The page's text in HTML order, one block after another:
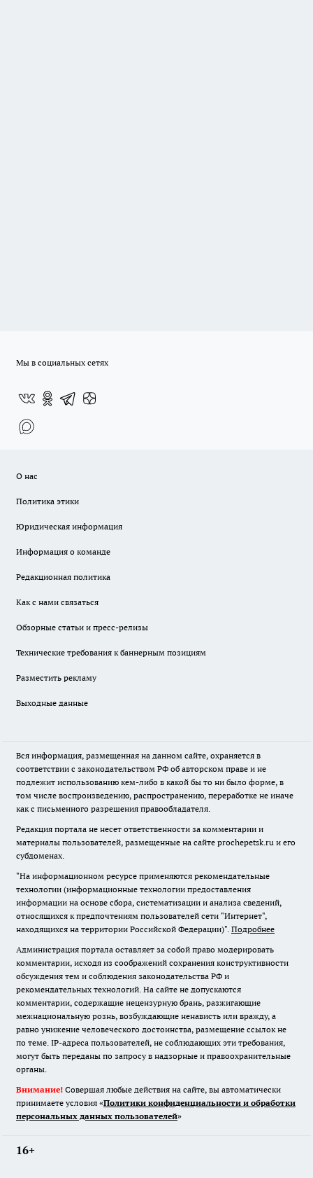
Мы в социальных сетях
О нас
Политика этики
Юридическая информация
Информация о команде
Редакционная политика
Как с нами связаться
Обзорные статьи и пресс-релизы
Технические требования к баннерным позициям
Разместить рекламу
Выходные данные
Вся информация, размещенная на данном сайте, охраняется в
соответствии с законодательством РФ об авторском праве и не
подлежит использованию кем-либо в какой бы то ни было форме, в
том числе воспроизведению, распространению, переработке не иначе
как с письменного разрешения правообладателя.
Редакция портала не несет ответственности за комментарии и
материалы пользователей, размещенные на сайте prochepetsk.ru и его
субдоменах.
"На информационном ресурсе применяются рекомендательные
технологии (информационные технологии предоставления
информации на основе сбора, систематизации и анализа сведений,
относящихся к предпочтениям пользователей сети "Интернет",
находящихся на территории Российской Федерации)". Подробнее
Администрация портала оставляет за собой право модерировать
комментарии, исходя из соображений сохранения конструктивности
обсуждения тем и соблюдения законодательства РФ и
рекомендательных технологий. На сайте не допускаются
комментарии, содержащие нецензурную брань, разжигающие
межнациональную рознь, возбуждающие ненависть или вражду, а
равно унижение человеческого достоинства, размещение ссылок не
по теме. IP-адреса пользователей, не соблюдающих эти требования,
могут быть переданы по запросу в надзорные и правоохранительные
органы.
Внимание! Совершая любые действия на сайте, вы автоматически
принимаете условия «Политики конфиденциальности и обработки
персональных данных пользователей»
16+